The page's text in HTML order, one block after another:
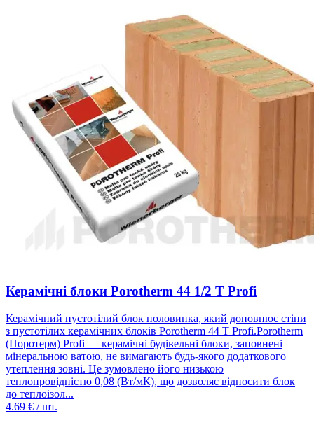
Керамічні блоки Porotherm 44 1/2 T Profi
Керамічний пустотілий блок половинка, який доповнює стіни
з пустотілих керамічних блоків Porotherm 44 T Profi.Porotherm
(Поротерм) Profi — керамічні будівельні блоки, заповнені
мінеральною ватою, не вимагають будь-якого додаткового
утеплення зовні. Це зумовлено його низькою
теплопровідністю 0,08 (Вт/мК), що дозволяє відносити блок
до теплоізол...
4.69 € / шт.